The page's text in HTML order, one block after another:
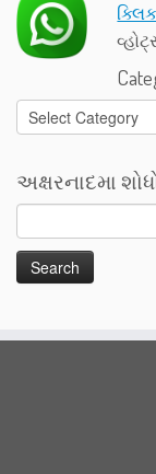
Categories
અક્ષરનાદમા